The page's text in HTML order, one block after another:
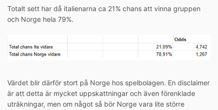
Totalt sett har då italienarna ca 21% chans att vinna gruppen
och Norge hela 79%.
Värdet blir därför stort på Norge hos spelbolagen. En disclaimer
är att detta är mycket uppskattningar och även förenklade
uträkningar, men om något så bör Norge vara lite större